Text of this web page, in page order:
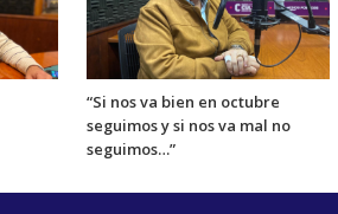
“Si nos va bien en octubre
seguimos y si nos va mal no
seguimos…”